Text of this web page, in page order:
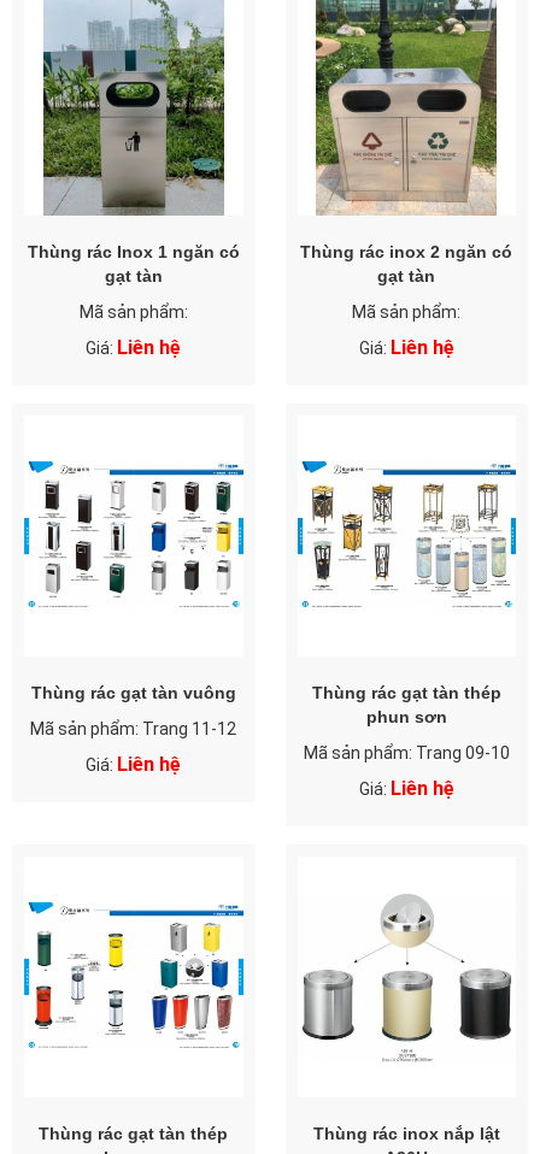
Thùng rác Inox 1 ngăn có
gạt tàn
Mã sản phẩm:
Giá: Liên hệ
Thùng rác inox 2 ngăn có
gạt tàn
Mã sản phẩm:
Giá: Liên hệ
Thùng rác gạt tàn vuông
Mã sản phẩm: Trang 11-12
Giá: Liên hệ
Thùng rác gạt tàn thép
phun sơn
Mã sản phẩm: Trang 09-10
Giá: Liên hệ
Thùng rác gạt tàn thép
Thùng rác inox nắp lật